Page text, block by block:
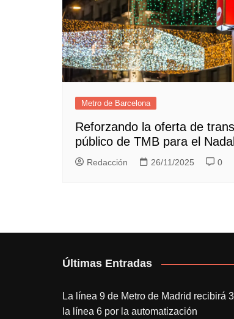
Metro de Barcelona
Reforzando la oferta de
público de TMB para el
Redacción 26/11/2025 0
Últimas Entradas
La línea 9 de Metro de Madrid recibirá
la línea 6 por la automatización